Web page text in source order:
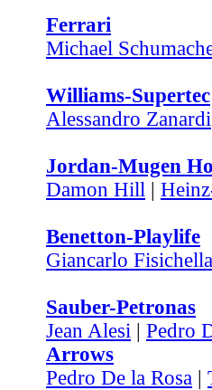
Ferrari
Michael
Williams-Supertec
Alessandro Zanardi
Jordan-Mugen
Damon Hill |
Benetton-Playlife
Giancarlo Fisichella
Sauber-Petronas
Jean Alesi | Pedro
Arrows
Pedro De la Rosa |